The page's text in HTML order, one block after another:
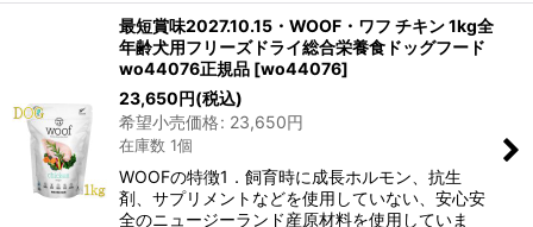
最短賞味2027.10.15・WOOF・ワフ チキン 1kg全
年齢犬用フリーズドライ総合栄養食ドッグフード
wo44076正規品 [wo44076]
23,650円(税込)
希望小売価格: 23,650円
在庫数 1個
WOOFの特徴1．飼育時に成長ホルモン、抗生
剤、サプリメントなどを使用していない、安心安
全のニュージーランド産原材料を使用していま